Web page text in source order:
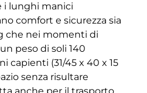
i lunghi manici
comfort e sicurezza sia
che nei momenti di
peso di soli 140
capienti (31/45 x 40 x 15
senza risultare